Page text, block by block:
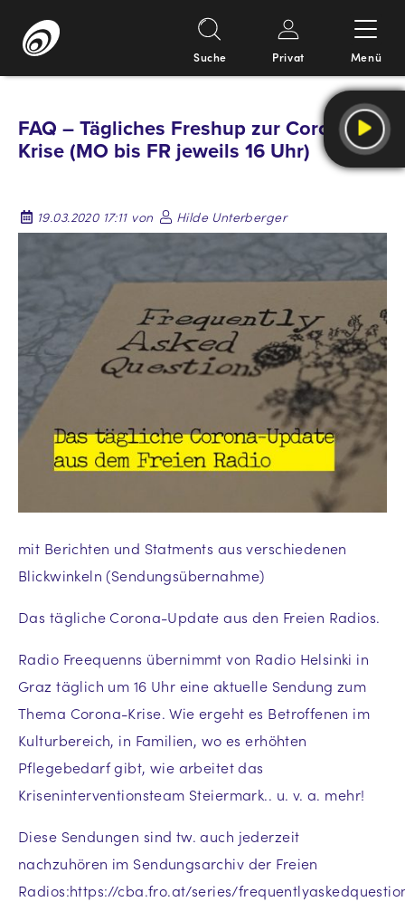
Inhalt
Suche Privat Menü
FAQ – Tägliches Freshup zur Corona-
Krise (MO bis FR jeweils 16 Uhr)
19.03.2020 17:11 von Hilde Unterberger
mit Berichten und Statments aus verschiedenen
Blickwinkeln (Sendungsübernahme)
Das tägliche Corona-Update aus den Freien Radios.
Radio Freequenns übernimmt von Radio Helsinki in
Graz täglich um 16 Uhr eine aktuelle Sendung zum
Thema Corona-Krise. Wie ergeht es Betroffenen im
Kulturbereich, in Familien, wo es erhöhten
Pflegebedarf gibt, wie arbeitet das
Kriseninterventionsteam Steiermark.. u. v. a. mehr!
Diese Sendungen sind tw. auch jederzeit
nachzuhören im Sendungsarchiv der Freien
Radios:https://cba.fro.at/series/